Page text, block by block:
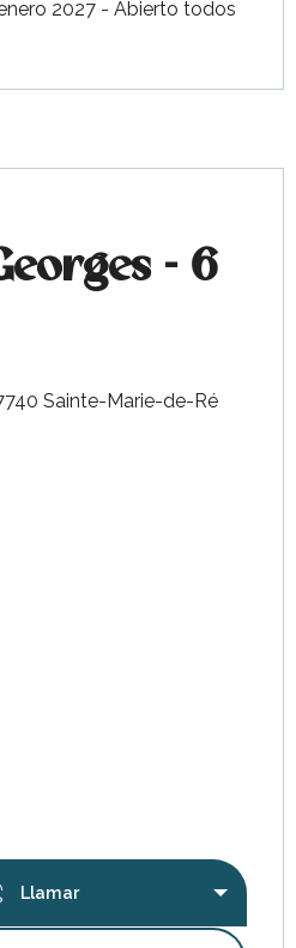
2027 - Abierto todos
- 6
Sainte-Marie-de-Ré
Llamar